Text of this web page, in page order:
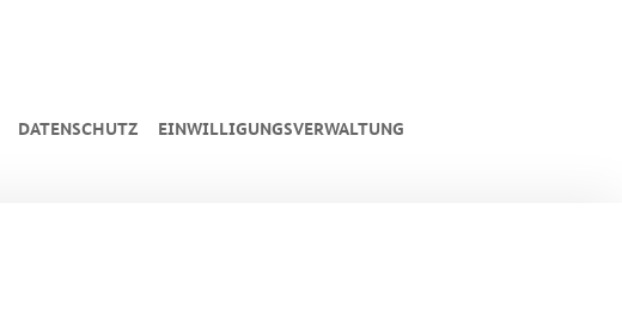
DATENSCHUTZ EINWILLIGUNGSVERWALTUNG